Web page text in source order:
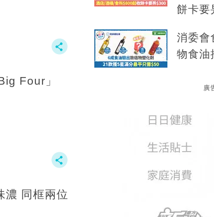
Four」
濃 同框兩位
餅卡要
消委會
物食油
廣